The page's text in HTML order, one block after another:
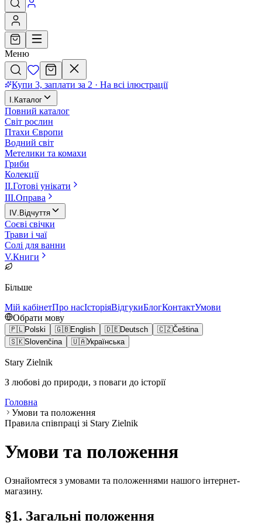
Меню
Купи 3, заплати за 2 · На всі ілюстрації
. Каталог
Повний каталог
Світ рослин
Птахи Європи
Водний світ
Метелики та комахи
Гриби
Колекції
II.Готові унікати
III.Оправа
IV. Відчуття
Соєві свічки
Трави і чаї
Солі для ванни
V.Книги
Більше
Мій кабінетПро насІсторіяВідгукиБлогКонтактУмови
Обрати мову
🇵🇱Polski 🇬🇧English 🇩🇪Deutsch 🇨🇿Čeština
🇸🇰Slovenčina 🇺🇦Українська
Stary Zielnik
З любові до природи, з поваги до історії
Головна
Умови та положення
Правила співпраці зі Stary Zielnik
Умови та положення
Ознайомтеся з умовами та положеннями нашого інтернет-
магазину.
§1. Загальні положення